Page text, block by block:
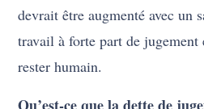
devrait être augmenté avec un
travail à forte part de
rester humain.